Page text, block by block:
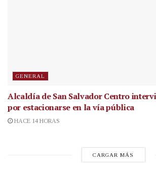
GENERAL
Alcaldía de San Salvador Centro
por estacionarse en la vía pública
HACE 14 HORAS
CARGAR MÁS